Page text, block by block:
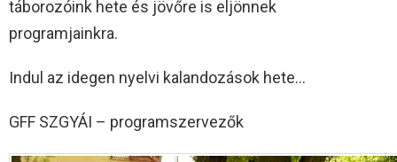
táborozóink hete és jövőre is eljönnek
programjainkra.
Indul az idegen nyelvi kalandozások hete…
GFF SZGYÁI – programszervezők